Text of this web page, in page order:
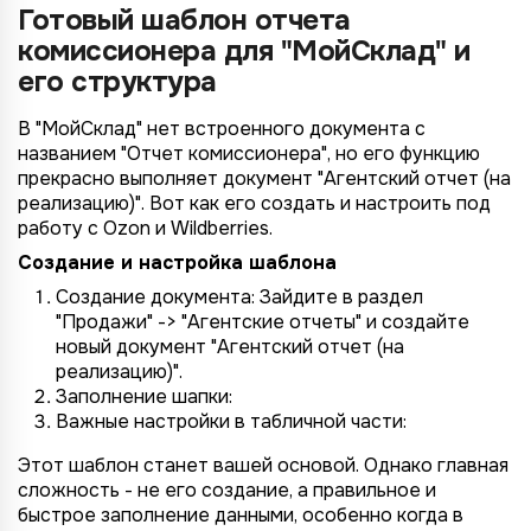
Готовый шаблон отчета
комиссионера для "МойСклад" и
его структура
В "МойСклад" нет встроенного документа с
названием "Отчет комиссионера", но его функцию
прекрасно выполняет документ "Агентский отчет (на
реализацию)". Вот как его создать и настроить под
работу с Ozon и Wildberries.
Создание и настройка шаблона
Создание документа: Зайдите в раздел
"Продажи" -> "Агентские отчеты" и создайте
новый документ "Агентский отчет (на
реализацию)".
Заполнение шапки:
Важные настройки в табличной части:
Этот шаблон станет вашей основой. Однако главная
сложность - не его создание, а правильное и
быстрое заполнение данными, особенно когда в